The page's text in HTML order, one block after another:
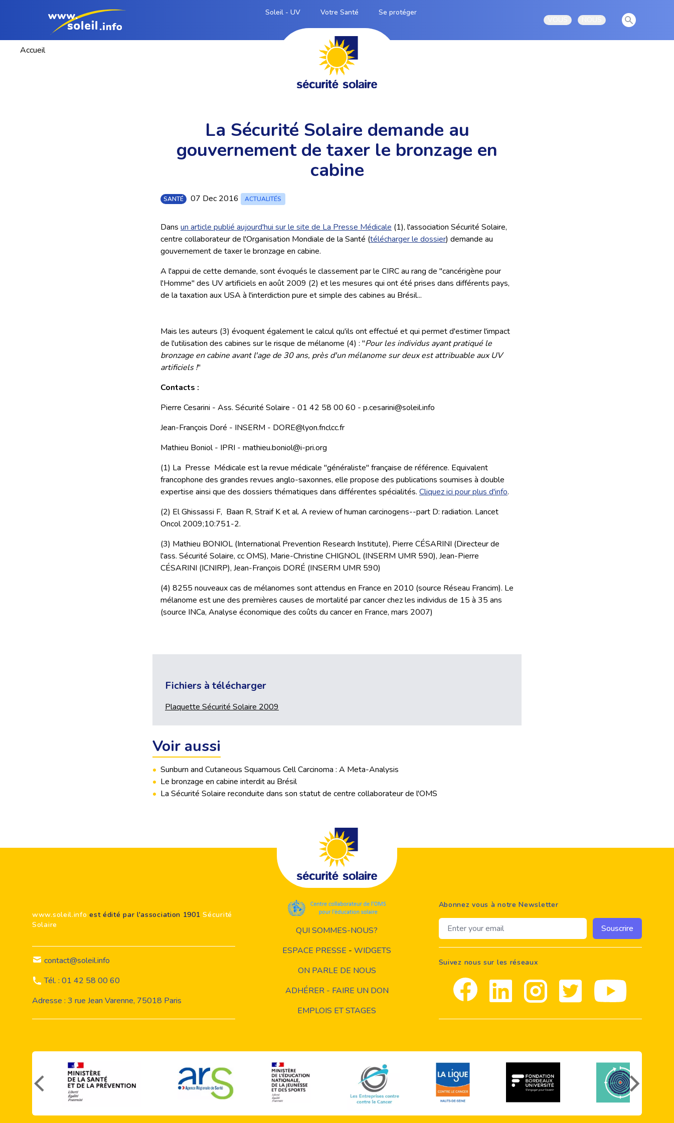
Soleil - UV Votre Santé
Se protéger
Open user menuOpen user menu
View
Accueil
La Sécurité Solaire demande au
gouvernement de taxer le bronzage en
cabine
SANTÉ 07 Dec 2016 ACTUALITÉS
Dans un article publié aujourd'hui sur le site de La Presse Médicale (1), l'association Sécurité Solaire,
centre collaborateur de l'Organisation Mondiale de la Santé (télécharger le dossier) demande au
gouvernement de taxer le bronzage en cabine.
A l'appui de cette demande, sont évoqués le classement par le CIRC au rang de "cancérigène pour
l'Homme" des UV artificiels en août 2009 (2) et les mesures qui ont été prises dans différents pays,
de la taxation aux USA à l'interdiction pure et simple des cabines au Brésil...
Mais les auteurs (3) évoquent également le calcul qu'ils ont effectué et qui permet d'estimer l'impact
de l'utilisation des cabines sur le risque de mélanome (4) : "Pour les individus ayant pratiqué le
bronzage en cabine avant l'age de 30 ans, près d'un mélanome sur deux est attribuable aux UV
artificiels !"
Contacts :
Pierre Cesarini - Ass. Sécurité Solaire - 01 42 58 00 60 - p.cesarini@soleil.info
Jean-François Doré - INSERM - DORE@lyon.fnclcc.fr
Mathieu Boniol - IPRI - mathieu.boniol@i-pri.org
(1) La Presse Médicale est la revue médicale "généraliste" française de référence. Equivalent
francophone des grandes revues anglo-saxonnes, elle propose des publications soumises à double
expertise ainsi que des dossiers thématiques dans différentes spécialités. Cliquez ici pour plus d'info.
(2) El Ghissassi F, Baan R, Straif K et al. A review of human carcinogens--part D: radiation. Lancet
Oncol 2009;10:751-2.
(3) Mathieu BONIOL (International Prevention Research Institute), Pierre CÉSARINI (Directeur de
l'ass. Sécurité Solaire, cc OMS), Marie-Christine CHIGNOL (INSERM UMR 590), Jean-Pierre
CÉSARINI (ICNIRP), Jean-François DORÉ (INSERM UMR 590)
(4) 8255 nouveaux cas de mélanomes sont attendus en France en 2010 (source Réseau Francim). Le
mélanome est une des premières causes de mortalité par cancer chez les individus de 15 à 35 ans
(source INCa, Analyse économique des coûts du cancer en France, mars 2007)
Fichiers à télécharger
Plaquette Sécurité Solaire 2009
Voir aussi
• Sunburn and Cutaneous Squamous Cell Carcinoma : A Meta-Analysis
• Le bronzage en cabine interdit au Brésil
• La Sécurité Solaire reconduite dans son statut de centre collaborateur de l'OMS
www.soleil.info est édité par l'association 1901Sécurité
Solaire
contact@soleil.info
Tél. : 01 42 58 00 60
Adresse : 3 rue Jean Varenne, 75018 Paris
QUI SOMMES-NOUS?
ESPACE PRESSE - WIDGETS
ON PARLE DE NOUS
ADHÉRER - FAIRE UN DON
EMPLOIS ET STAGES
Abonnez vous à notre Newsletter
Email address Souscrire
Suivez nous sur les réseaux
Facebook Linkedin Instagram Twitter youtube